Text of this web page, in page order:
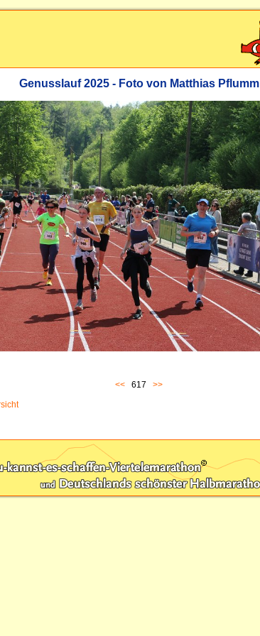
Genusslauf 2025 - Foto von Matthias Pflumm
<< 617 >>